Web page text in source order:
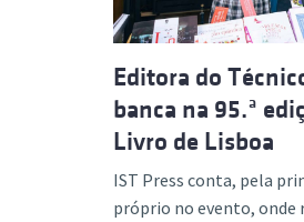
Editora do
banca na 95.ª
Livro de Lisboa
IST Press conta, pela
próprio no evento, onde